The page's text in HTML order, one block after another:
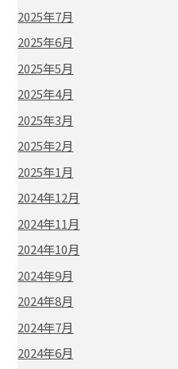
2025年7月
2025年6月
2025年5月
2025年4月
2025年3月
2025年2月
2025年1月
2024年12月
2024年11月
2024年10月
2024年9月
2024年8月
2024年7月
2024年6月